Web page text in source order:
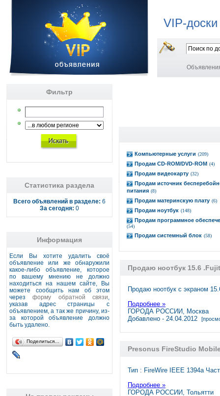
VIP-
Фильтр
Статистика раздела
Всего объявлений в разделе: 6
За сегодня: 0
Информация
Если Вы хотите удалить своё
объявление или же обнаружили
какое-либо объявление, которое
по вашему мнению не должно
находиться на нашем сайте, Вы
можете сообщить нам об этом
черезформу обратной связи,
указав адрес страницы с
объявлением, а так же причину, из-
за которой объявление должно
быть удалено.
Поделиться…
Компьютерные услуги (209)
Продам CD-ROM/DVD-ROM (4)
Продам видеокарту (32)
Продам источник
питания (8)
Продам материнскую плату (6)
Продам ноутбук (148)
Продам программное
(54)
Продам системный блок (58)
Продаю ноотбук 15.6
Продаю ноотбук с экраном
Подробнее »
ГОРОДА РОССИИ, Москва
Добавлено - 24.04.2012
Presonus FireStudio
Тип : FireWire IEEE 1394a
Подробнее »
ГОРОДА РОССИИ, Тольятти